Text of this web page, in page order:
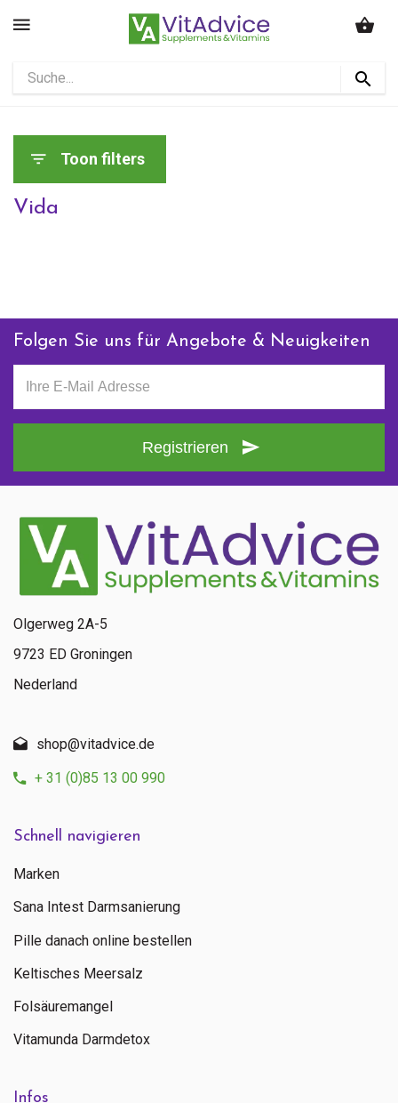
Toon filters
Vida
Folgen Sie uns für Angebote & Neuigkeiten
Registrieren
Schnell navigieren
Marken
Sana Intest Darmsanierung
Pille danach online bestellen
Keltisches Meersalz
Folsäuremangel
Vitamunda Darmdetox
Infos
Olgerweg 2A-5
9723 ED Groningen
Nederland
shop@vitadvice.de
+ 31 (0)85 13 00 990